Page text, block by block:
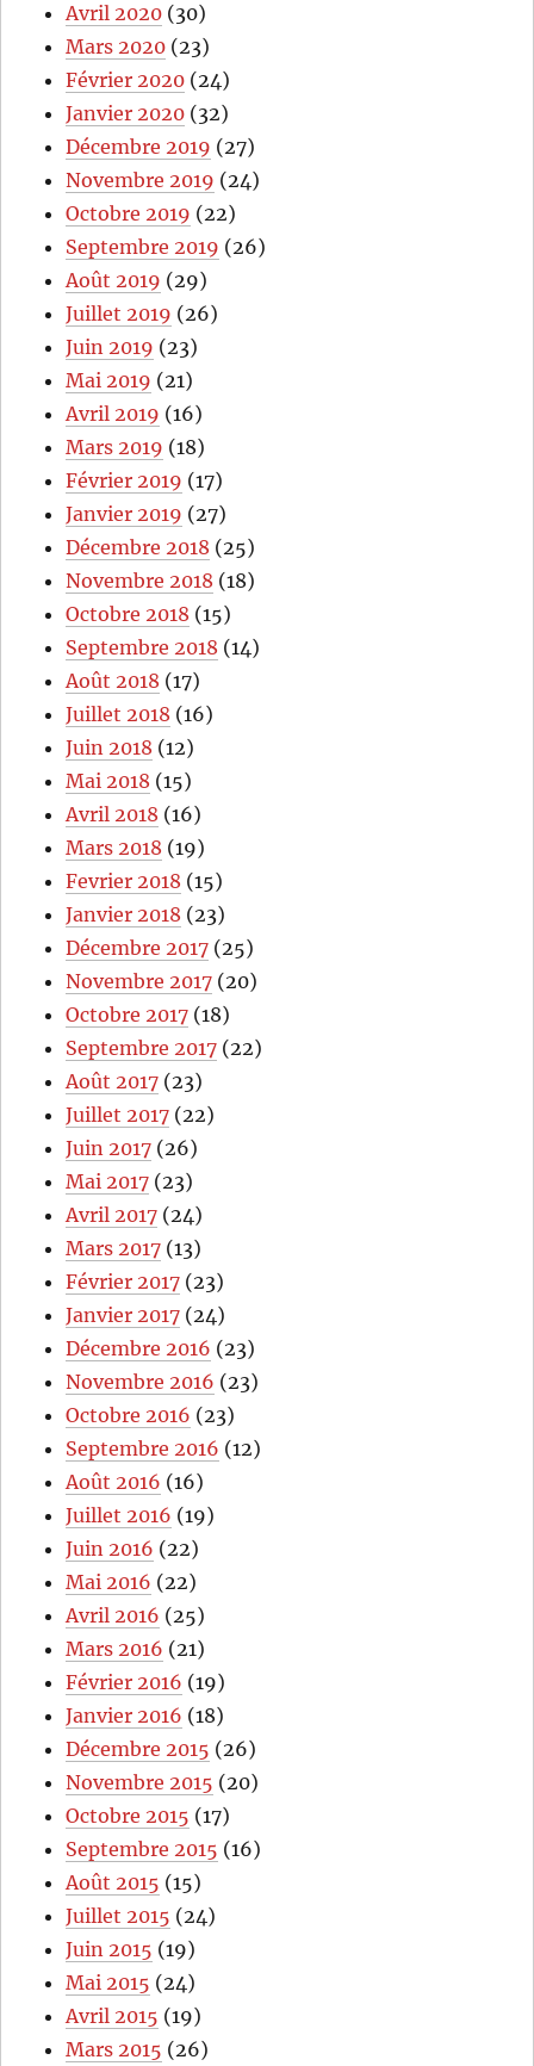
Avril 2020 (30)
Mars 2020 (23)
Février 2020 (24)
Janvier 2020 (32)
Décembre 2019 (27)
Novembre 2019 (24)
Octobre 2019 (22)
Septembre 2019 (26)
Août 2019 (29)
Juillet 2019 (26)
Juin 2019 (23)
Mai 2019 (21)
Avril 2019 (16)
Mars 2019 (18)
Février 2019 (17)
Janvier 2019 (27)
Décembre 2018 (25)
Novembre 2018 (18)
Octobre 2018 (15)
Septembre 2018 (14)
Août 2018 (17)
Juillet 2018 (16)
Juin 2018 (12)
Mai 2018 (15)
Avril 2018 (16)
Mars 2018 (19)
Fevrier 2018 (15)
Janvier 2018 (23)
Décembre 2017 (25)
Novembre 2017 (20)
Octobre 2017 (18)
Septembre 2017 (22)
Août 2017 (23)
Juillet 2017 (22)
Juin 2017 (26)
Mai 2017 (23)
Avril 2017 (24)
Mars 2017 (13)
Février 2017 (23)
Janvier 2017 (24)
Décembre 2016 (23)
Novembre 2016 (23)
Octobre 2016 (23)
Septembre 2016 (12)
Août 2016 (16)
Juillet 2016 (19)
Juin 2016 (22)
Mai 2016 (22)
Avril 2016 (25)
Mars 2016 (21)
Février 2016 (19)
Janvier 2016 (18)
Décembre 2015 (26)
Novembre 2015 (20)
Octobre 2015 (17)
Septembre 2015 (16)
Août 2015 (15)
Juillet 2015 (24)
Juin 2015 (19)
Mai 2015 (24)
Avril 2015 (19)
Mars 2015 (26)